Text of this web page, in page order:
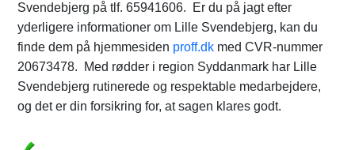
Svendebjerg på tlf. 65941606. Er du på jagt efter
yderligere informationer om Lille Svendebjerg, kan du
finde dem på hjemmesiden proff.dk med CVR-nummer
20673478. Med rødder i region Syddanmark har Lille
Svendebjerg rutinerede og respektable medarbejdere,
og det er din forsikring for, at sagen klares godt.